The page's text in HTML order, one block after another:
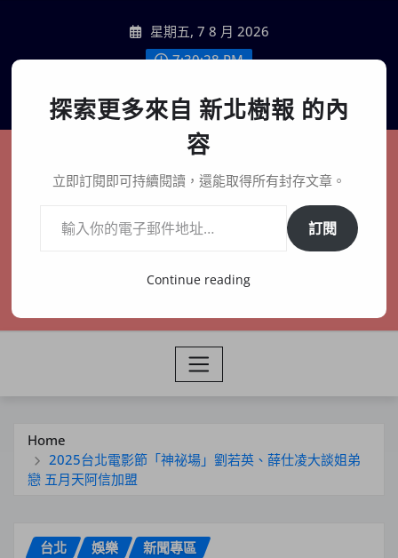
content
星期五, 7 8 月 2026
7:30:29 PM
聯絡我們
新北樹報
在地、記憶、連結、創生
Home
2025台北電影節「神祕場」劉若英、薛仕凌大談姐弟
戀 五月天阿信加盟
台北 娛樂 新聞專區
探索更多來自 新北樹報 的內
容
立即訂閱即可持續閱讀，還能取得所有封存文章。
訂閱
Continue reading